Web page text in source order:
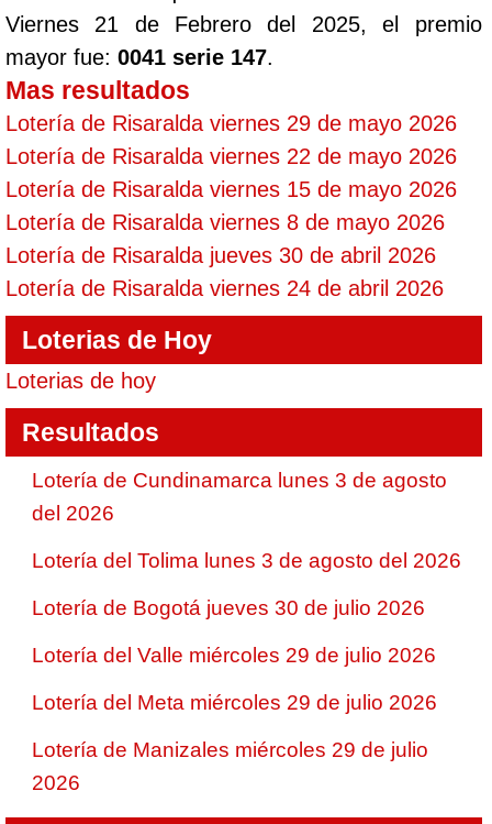
Viernes 21 de Febrero del 2025, el premio
mayor fue: 0041 serie 147.
Mas resultados
Lotería de Risaralda viernes 29 de mayo 2026
Lotería de Risaralda viernes 22 de mayo 2026
Lotería de Risaralda viernes 15 de mayo 2026
Lotería de Risaralda viernes 8 de mayo 2026
Lotería de Risaralda jueves 30 de abril 2026
Lotería de Risaralda viernes 24 de abril 2026
Loterias de Hoy
Loterias de hoy
Resultados
Lotería de Cundinamarca lunes 3 de agosto
del 2026
Lotería del Tolima lunes 3 de agosto del 2026
Lotería de Bogotá jueves 30 de julio 2026
Lotería del Valle miércoles 29 de julio 2026
Lotería del Meta miércoles 29 de julio 2026
Lotería de Manizales miércoles 29 de julio
2026